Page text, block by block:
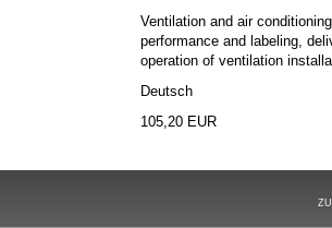
Ventilation and air
performance and labeling,
operation of ventilation
Deutsch
105,20 EUR